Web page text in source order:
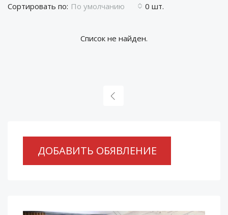
0 шт.
Сортировать по: По умолчанию
Список не найден.
ДОБАВИТЬ ОБЯВЛЕНИЕ